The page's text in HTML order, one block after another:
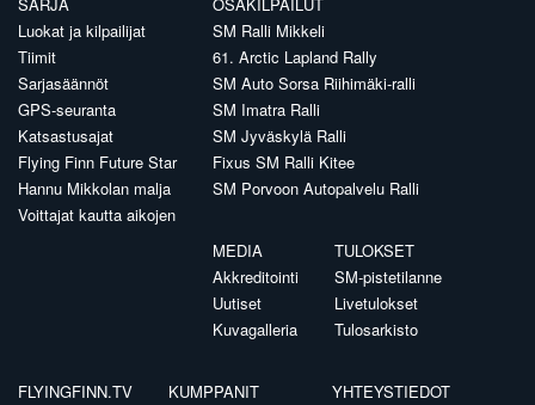
Twitter
Instagram
Youtube - Moottoriurheilu.tv
TikTok
SARJA
Luokat ja kilpailijat
Tiimit
Sarjasäännöt
OSAKILPAILUT
SM Ralli Mikkeli
61. Arctic Lapland Rally
SM Imatra Ralli
SM Jyväskylä Ralli
Fixus SM Ralli Kitee
SM Porvoon Autopalvelu Ralli
MEDIA TULOKSET